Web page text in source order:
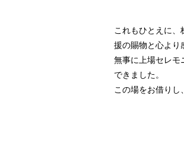
これもひとえに
援の賜物と心より
無事に上場セレモ
できました。
この場をお借りし